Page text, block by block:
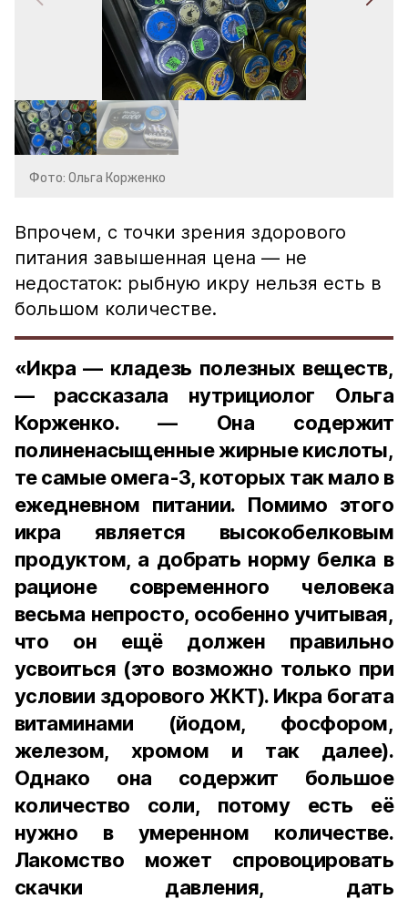
Фото: Ольга Корженко
Впрочем, с точки зрения здорового
питания завышенная цена — не
недостаток: рыбную икру нельзя есть в
большом количестве.
«Икра — кладезь полезных веществ,
— рассказала нутрициолог Ольга
Корженко. — Она содержит
полиненасыщенные жирные кислоты,
те самые омега-3, которых так мало в
ежедневном питании. Помимо этого
икра является высокобелковым
продуктом, а добрать норму белка в
рационе современного человека
весьма непросто, особенно учитывая,
что он ещё должен правильно
усвоиться (это возможно только при
условии здорового ЖКТ). Икра богата
витаминами (йодом, фосфором,
железом, хромом и так далее).
Однако она содержит большое
количество соли, потому есть её
нужно в умеренном количестве.
Лакомство может спровоцировать
скачки давления, дать